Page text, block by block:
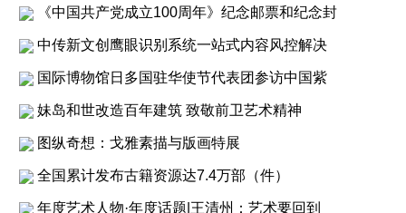
《中国共产党成立100周年》纪念邮票和纪念封
中传新文创鹰眼识别系统一站式内容风控解决
国际博物馆日多国驻华使节代表团参访中国紫
妹岛和世改造百年建筑 致敬前卫艺术精神
图纵奇想：戈雅素描与版画特展
全国累计发布古籍资源达7.4万部（件）
年度艺术人物·年度话题|王清州：艺术要回到